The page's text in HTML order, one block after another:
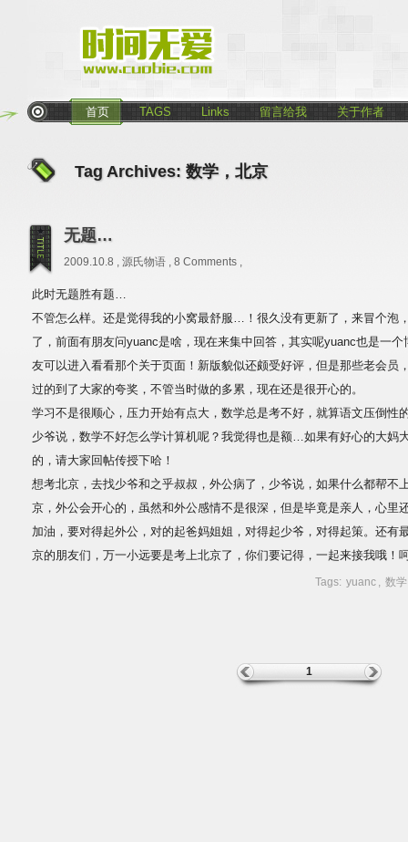
首页 TAGS Links 留言给我 关于作者
Tag Archives: 数学，北京
无题…
2009.10.8 , 源氏物语 , 8 Comments ,
此时无题胜有题…
不管怎么样。还是觉得我的小窝最舒服…！很久没有更新了，来冒个泡
了，前面有朋友问yuanc是啥，现在来集中回答，其实呢yuanc也是一
友可以进入看看那个关于页面！新版貌似还颇受好评，但是那些老会
过的到了大家的夸奖，不管当时做的多累，现在还是很开心的。
学习不是很顺心，压力开始有点大，数学总是考不好，就算语文压倒性
少爷说，数学不好怎么学计算机呢？我觉得也是额…如果有好心的大妈
的，请大家回帖传授下哈！
想考北京，去找少爷和之乎叔叔，外公病了，少爷说，如果什么都帮不
京，外公会开心的，虽然和外公感情不是很深，但是毕竟是亲人，心里
加油，要对得起外公，对的起爸妈姐姐，对得起少爷，对得起策。还有
京的朋友们，万一小远要是考上北京了，你们要记得，一起来接我哦！
Tags: yuanc , 数
1